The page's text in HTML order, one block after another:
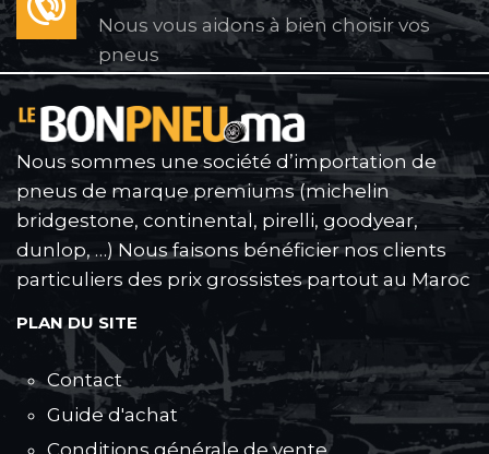
Nous vous aidons à bien choisir vos
pneus
Nous sommes une société d’importation de
pneus de marque premiums (michelin
bridgestone, continental, pirelli, goodyear,
dunlop, …) Nous faisons bénéficier nos clients
particuliers des prix grossistes partout au Maroc
PLAN DU SITE
Contact
Guide d'achat